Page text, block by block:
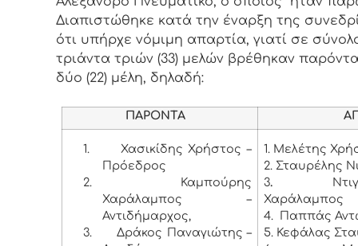
Διαπιστώθηκε κατά την έναρξη της
ότι υπήρχε νόμιμη απαρτία, γιατί σε
τριάντα τριών (33) μελών βρέθηκαν παρόντα
δύο (22) μέλη, δηλαδή:
ΠΑΡΟΝΤΑ
1.
Χασικίδης Χρήστος –
Πρόεδρος
2.
Καμπούρης
Χαράλαμπος –
Αντιδήμαρχος,
3.
Δράκος Παναγιώτης –
1. Μελέτης
2. Σταυρέλης
3.
Χαράλαμπος
4. Παππάς
5. Κεφάλας